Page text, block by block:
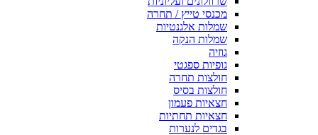
מכנסי טייץ / תחרה
שמלות אלגנטיות
שמלות הנקה
גוזיה
גופיות ספגטי
חולצות תחרה
חולצות בסיס
חצאיות פעמון
חצאיות תחתיות
בגדים לנערות